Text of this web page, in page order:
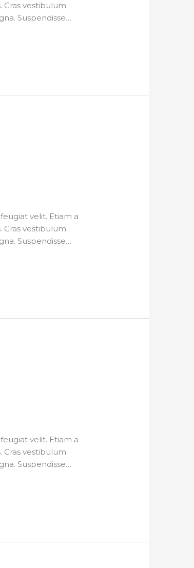
vestibulum
Suspendisse…
velit. Etiam a
vestibulum
Suspendisse…
velit. Etiam a
vestibulum
Suspendisse…